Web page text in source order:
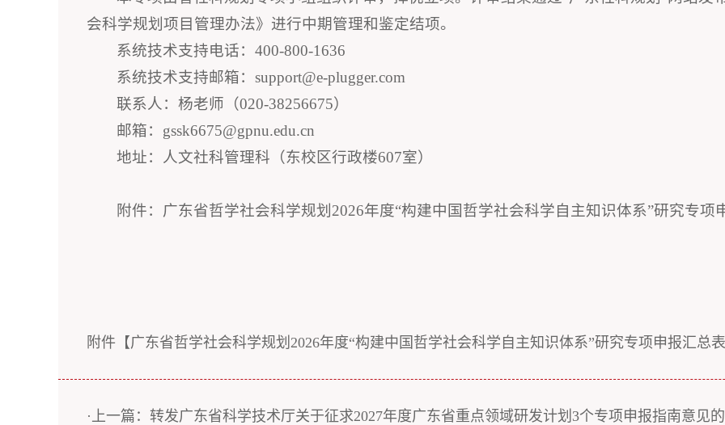
会科学规划项目管理办法》进行中期管理和鉴定结项。
系统技术支持电话：400-800-1636
系统技术支持邮箱：support@e-plugger.com
联系人：杨老师（020-38256675）
邮箱：gssk6675@gpnu.edu.cn
地址：人文社科管理科（东校区行政楼607室）
附件：广东省哲学社会科学规划2026年度“构建中国哲学社会科学自主知识体系”研究专项
附件【广东省哲学社会科学规划2026年度“构建中国哲学社会科学自主知识体系”研究专项申报汇总
·上一篇：转发广东省科学技术厅关于征求2027年度广东省重点领域研发计划3个专项申报指南意见